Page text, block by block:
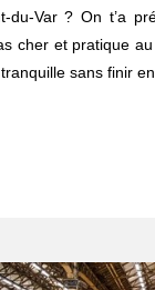
du-Var ? On t’a
cher et pratique
sans finir